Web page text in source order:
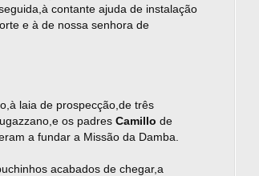
contante ajuda de instalação
e à de nossa senhora de
laia de prospecção,de três
os padres Camillo de
a fundar a Missão da Damba.
acabados de chegar,a